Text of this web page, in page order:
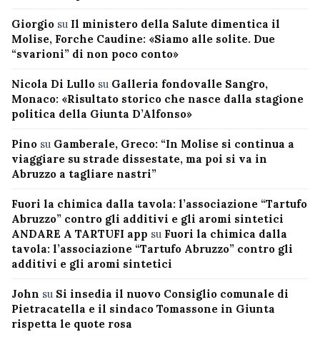
Giorgio su Il ministero della Salute dimentica il
Molise, Forche Caudine: «Siamo alle solite. Due
“svarioni” di non poco conto»
Nicola Di Lullo su Galleria fondovalle Sangro,
Monaco: «Risultato storico che nasce dalla stagione
politica della Giunta D’Alfonso»
Pino su Gamberale, Greco: “In Molise si continua a
viaggiare su strade dissestate, ma poi si va in
Abruzzo a tagliare nastri”
Fuori la chimica dalla tavola: l’associazione “Tartufo
Abruzzo” contro gli additivi e gli aromi sintetici
ANDARE A TARTUFI app su Fuori la chimica dalla
tavola: l’associazione “Tartufo Abruzzo” contro gli
additivi e gli aromi sintetici
John su Si insedia il nuovo Consiglio comunale di
Pietracatella e il sindaco Tomassone in Giunta
rispetta le quote rosa